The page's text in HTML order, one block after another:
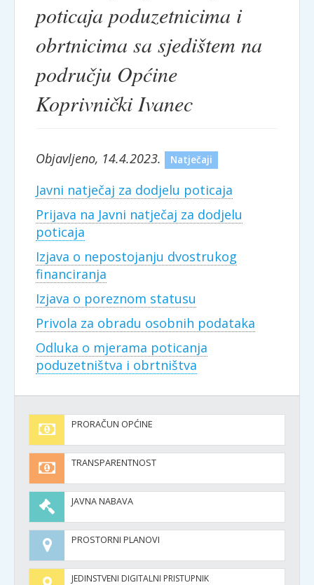
poticaja poduzetnicima i
obrtnicima sa sjedištem na
području Općine
Koprivnički Ivanec
Objavljeno, 14.4.2023. Natječaji
Javni natječaj za dodjelu poticaja
Prijava na Javni natječaj za dodjelu
poticaja
Izjava o nepostojanju dvostrukog
financiranja
Izjava o poreznom statusu
Privola za obradu osobnih podataka
Odluka o mjerama poticanja
poduzetništva i obrtništva
PRORAČUN OPĆINE
TRANSPARENTNOST
JAVNA NABAVA
PROSTORNI PLANOVI
JEDINSTVENI DIGITALNI PRISTUPNIK